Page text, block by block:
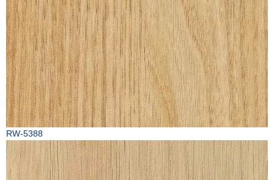
RW-5388